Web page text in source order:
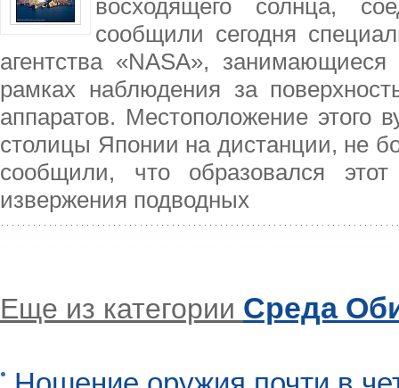
восходящего солнца,
сообщили сегодня
агентства «NASA»,
рамках наблюдения за
аппаратов. Местоположение этого
столицы Японии на дистанции, не
сообщили, что образовался
извержения подводных
Еще из категории Среда